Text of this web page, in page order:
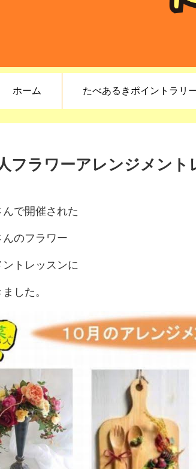
ホーム たべあるきポイントラリ
フラワーアレンジメント
んで開催された
のフラワー
トレッスンに
した。